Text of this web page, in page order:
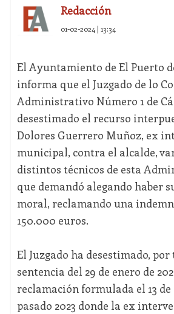
Redacción
01-02-2024 | 13:34
El Ayuntamiento de El Puerto
informa que el Juzgado de lo
Administrativo Número 1 de
desestimado el recurso
Dolores Guerrero Muñoz, ex
municipal, contra el alcalde,
distintos técnicos de esta
que demandó alegando haber
moral, reclamando una
150.000 euros.
El Juzgado ha desestimado,
sentencia del 29 de enero de
reclamación formulada el 13 de
pasado 2023 donde la ex